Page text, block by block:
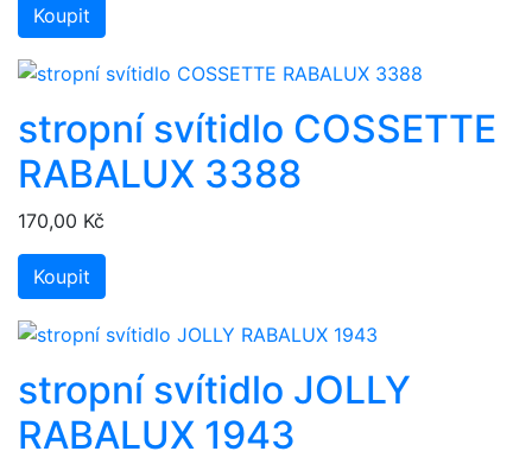
Koupit
stropní svítidlo COSSETTE
RABALUX 3388
170,00 Kč
Koupit
stropní svítidlo JOLLY
RABALUX 1943